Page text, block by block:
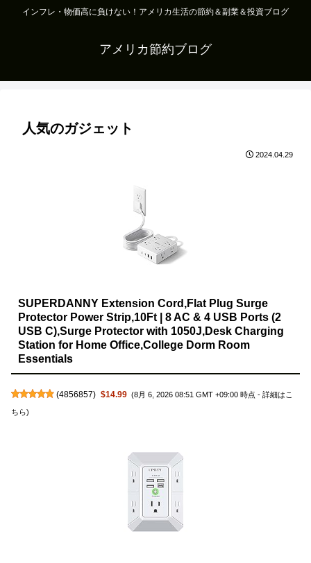
インフレ・物価高に負けない！アメリカ生活の節約＆副業＆投資ブログ
アメリカ節約ブログ
人気のガジェット
2024.04.29
SUPERDANNY Extension Cord,Flat Plug Surge
Protector Power Strip,10Ft | 8 AC & 4 USB Ports (2
USB C),Surge Protector with 1050J,Desk Charging
Station for Home Office,College Dorm Room
Essentials
(4856857) $14.99 (8月 6, 2026 08:51 GMT +09:00 時点 -詳細はこ
ちら)